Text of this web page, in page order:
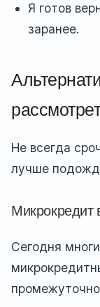
Я готов
заранее.
Не всегда
лучше
Микрокредит
Сегодня